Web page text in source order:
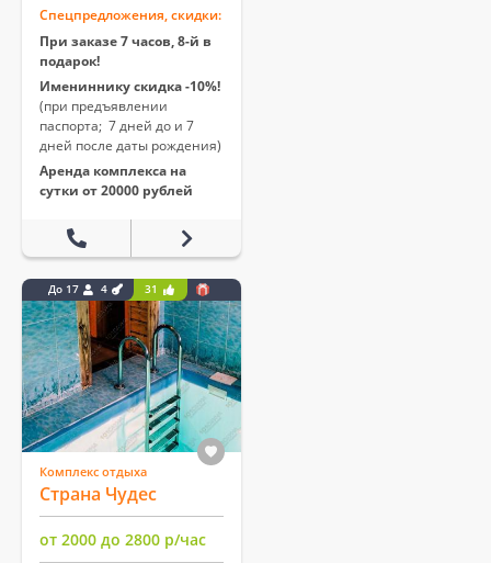
Спецпредложения, скидки:
При заказе 7 часов, 8-й в
подарок!
Имениннику скидка -10%!
(при предъявлении
паспорта; 7 дней до и 7
дней после даты рождения)
Аренда комплекса на
сутки от 20000 рублей
До 17 4 31
Комплекс отдыха
Страна Чудес
от 2000 до 2800 р/час